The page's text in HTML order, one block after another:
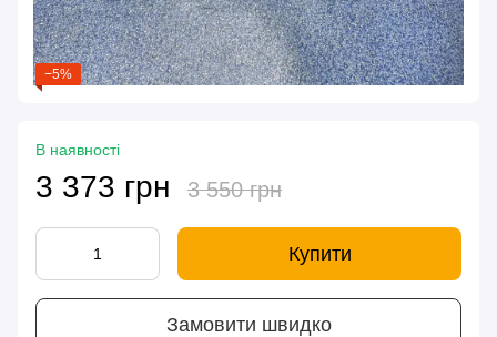
−5%
В наявності
3 373 грн 3 550 грн
Купити
Замовити швидко